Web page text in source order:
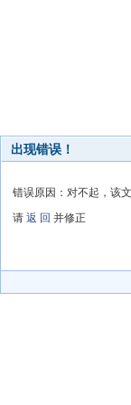
出现错误！
错误原因：对不起，该
请 返 回 并修正